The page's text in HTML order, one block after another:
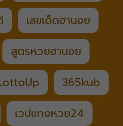
เลขเด็ดฮานอย
สูตรหวยฮานอย
365kub
เวปแทงหวย24